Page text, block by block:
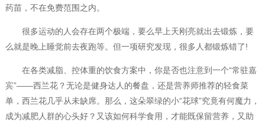
药苗，不在免费范围之内。
很多运动的人会存在两个极端，要么早上天刚亮就出去锻炼，要
么就是晚上睡觉前去夜跑等。但一项研究发现，很多人都锻炼错了!
在各类减脂、控体重的饮食方案中，你是否也注意到一个“常驻嘉
宾”——西兰花？无论是健身达人的餐盘，还是营养师推荐的轻食菜
单，西兰花几乎从未缺席。那么，这朵翠绿的小“花球”究竟有何魔力，
成为减肥人群的心头好？又该如何科学食用，才能既保留营养，又助